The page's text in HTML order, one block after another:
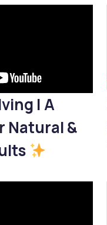
| A
Natural &